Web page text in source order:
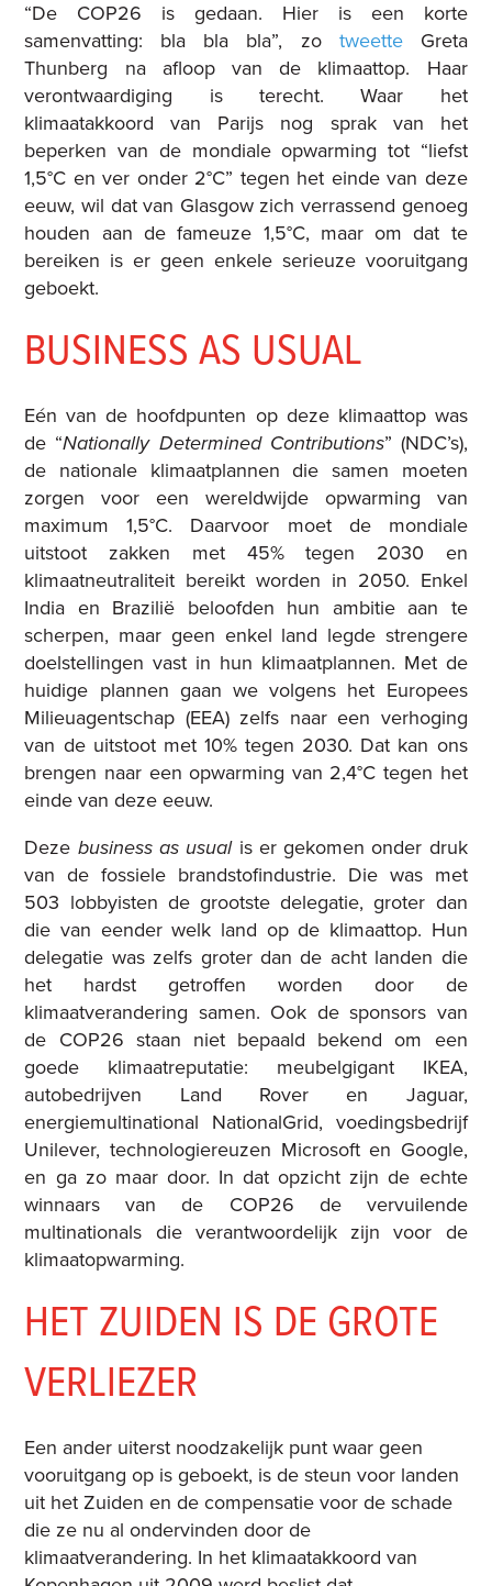
“De COP26 is gedaan. Hier is een korte
samenvatting: bla bla bla”, zo
tweette
Greta
Thunberg na afloop van de klimaattop. Haar
verontwaardiging is terecht. Waar het
klimaatakkoord van Parijs nog sprak van het
beperken van de mondiale opwarming tot “liefst
1,5°C en ver onder 2°C” tegen het einde van deze
eeuw, wil dat van Glasgow zich verrassend genoeg
houden aan de fameuze 1,5°C, maar om dat te
bereiken is er geen enkele serieuze vooruitgang
geboekt.
BUSINESS AS USUAL
Eén van de hoofdpunten op deze klimaattop was
de “Nationally Determined Contributions” (NDC’s),
de nationale klimaatplannen die samen moeten
zorgen voor een wereldwijde opwarming van
maximum 1,5°C. Daarvoor moet de mondiale
uitstoot zakken met 45% tegen 2030 en
klimaatneutraliteit bereikt worden in 2050. Enkel
India en Brazilië beloofden hun ambitie aan te
scherpen, maar geen enkel land legde strengere
doelstellingen vast in hun klimaatplannen. Met de
huidige plannen gaan we volgens het Europees
Milieuagentschap (EEA) zelfs naar een verhoging
van de uitstoot met 10% tegen 2030. Dat kan ons
brengen naar een opwarming van 2,4°C tegen het
einde van deze eeuw.
Deze business as usual is er gekomen onder druk
van de fossiele brandstofindustrie. Die was met
503 lobbyisten de grootste delegatie, groter dan
die van eender welk land op de klimaattop. Hun
delegatie was zelfs groter dan de acht landen die
het hardst getroffen worden door de
klimaatverandering samen. Ook de sponsors van
de COP26 staan niet bepaald bekend om een
goede klimaatreputatie: meubelgigant IKEA,
autobedrijven Land Rover en Jaguar,
energiemultinational NationalGrid, voedingsbedrijf
Unilever, technologiereuzen Microsoft en Google,
en ga zo maar door. In dat opzicht zijn de echte
winnaars van de COP26 de vervuilende
multinationals die verantwoordelijk zijn voor de
klimaatopwarming.
HET ZUIDEN IS DE GROTE
VERLIEZER
Een ander uiterst noodzakelijk punt waar geen
vooruitgang op is geboekt, is de steun voor landen
uit het Zuiden en de compensatie voor de schade
die ze nu al ondervinden door de
klimaatverandering. In het klimaatakkoord van